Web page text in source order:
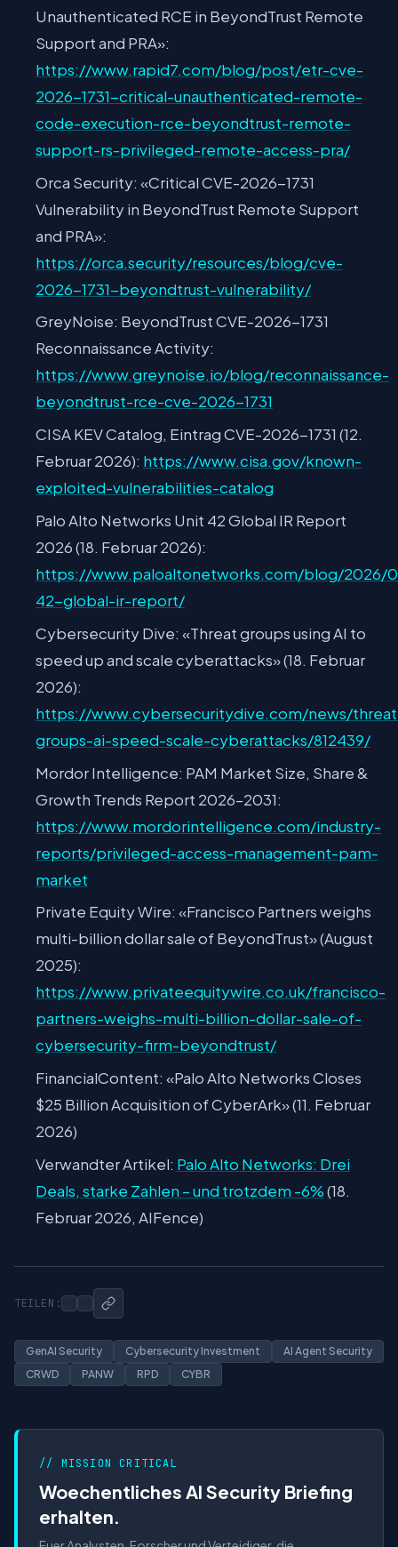
Unauthenticated RCE in BeyondTrust Remote
Support and PRA»:
https://www.rapid7.com/blog/post/etr-cve-
2026-1731-critical-unauthenticated-remote-
code-execution-rce-beyondtrust-remote-
support-rs-privileged-remote-access-pra/
Orca Security: «Critical CVE-2026-1731
Vulnerability in BeyondTrust Remote Support
and PRA»:
https://orca.security/resources/blog/cve-
2026-1731-beyondtrust-vulnerability/
GreyNoise: BeyondTrust CVE-2026-1731
Reconnaissance Activity:
https://www.greynoise.io/blog/reconnaissance-
beyondtrust-rce-cve-2026-1731
CISA KEV Catalog, Eintrag CVE-2026-1731 (12.
Februar 2026): https://www.cisa.gov/known-
exploited-vulnerabilities-catalog
Palo Alto Networks Unit 42 Global IR Report
2026 (18. Februar 2026):
https://www.paloaltonetworks.com/blog/2026/
42-global-ir-report/
Cybersecurity Dive: «Threat groups using AI to
speed up and scale cyberattacks» (18. Februar
2026):
https://www.cybersecuritydive.com/news/
groups-ai-speed-scale-cyberattacks/812439/
Mordor Intelligence: PAM Market Size, Share &
Growth Trends Report 2026–2031:
https://www.mordorintelligence.com/industry-
reports/privileged-access-management-pam-
market
Private Equity Wire: «Francisco Partners weighs
multi-billion dollar sale of BeyondTrust» (August
2025):
https://www.privateequitywire.co.uk/francisco-
partners-weighs-multi-billion-dollar-sale-of-
cybersecurity-firm-beyondtrust/
FinancialContent: «Palo Alto Networks Closes
$25 Billion Acquisition of CyberArk» (11. Februar
2026)
Verwandter Artikel: Palo Alto Networks: Drei
Deals, starke Zahlen – und trotzdem -6%(18.
Februar 2026, AIFence)
TEILEN:
GenAI Security Cybersecurity Investment
AI Agent Security
CRWD
PANW RPD CYBR
// MISSION CRITICAL
Woechentliches AI Security Briefing
erhalten.